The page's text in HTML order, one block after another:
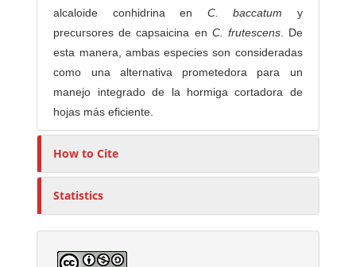
alcaloide conhidrina en C. baccatum y
precursores de capsaicina en C. frutescens. De
esta manera, ambas especies son consideradas
como una alternativa prometedora para un
manejo integrado de la hormiga cortadora de
hojas más eficiente.
How to Cite
Statistics